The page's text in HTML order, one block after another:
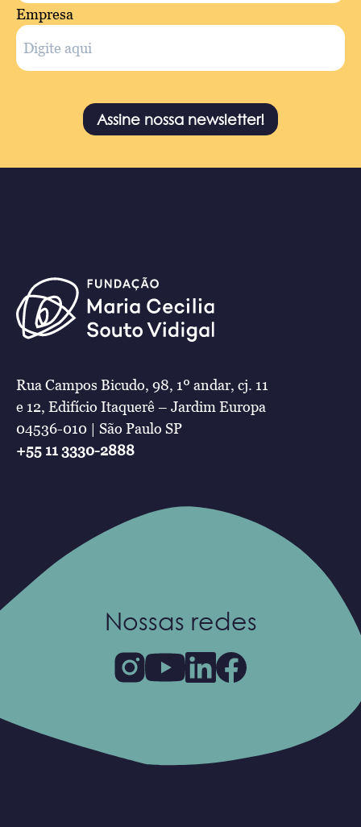
Empresa
Assine nossa newsletter!
Rua Campos Bicudo, 98, 1º andar, cj. 11
e 12, Edifício Itaquerê – Jardim Europa
04536-010 | São Paulo SP
+55 11 3330-2888
Nossas redes